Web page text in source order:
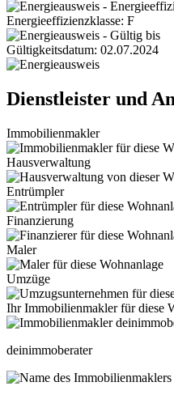
Energieeffizienzklasse: F
Gültigkeitsdatum: 02.07.2024
Dienstleister und
Immobilienmakler
Hausverwaltung
Entrümpler
Finanzierung
Maler
Umzüge
Ihr Immobilienmakler für diese
deinimmoberater